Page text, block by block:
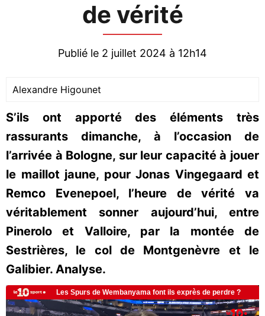
de vérité
Publié le 2 juillet 2024 à 12h14
Alexandre Higounet
S’ils ont apporté des éléments très
rassurants dimanche, à l’occasion de
l’arrivée à Bologne, sur leur capacité à jouer
le maillot jaune, pour Jonas Vingegaard et
Remco Evenepoel, l’heure de vérité va
véritablement sonner aujourd’hui, entre
Pinerolo et Valloire, par la montée de
Sestrières, le col de Montgenèvre et le
Galibier. Analyse.